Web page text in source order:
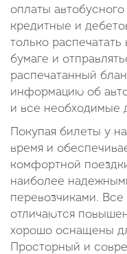
оплаты
кредитные и
только
бумаге и
распечатанный
информацию об
и все необходимые
Покупая билеты у
время и
комфортной
наиболее
перевозчиками.
отличаются
хорошо оснащены
Просторный и